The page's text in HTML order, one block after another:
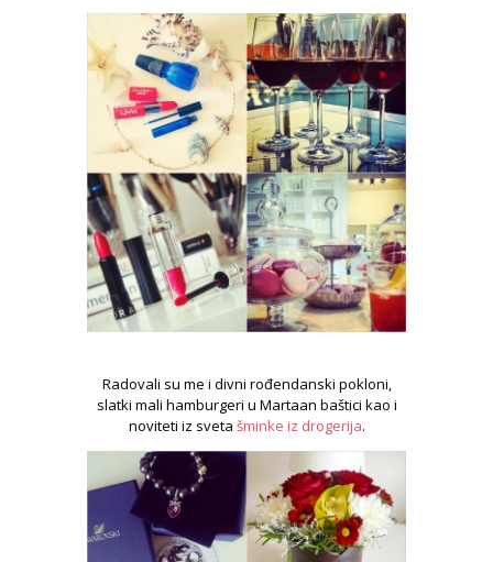
Radovali su me i divni rođendanski pokloni,
slatki mali hamburgeri u Martaan baštici kao i
noviteti iz sveta šminke iz drogerija.